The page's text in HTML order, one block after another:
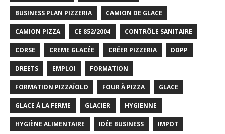
BUSINESS PLAN PIZZERIA CAMION DE GLACE
CAMION PIZZA CE 852/2004 CONTRÔLE SANITAIRE
CORSE CREME GLACÉE CRÉER PIZZERIA DDPP
DREETS EMPLOI FORMATION
FORMATION PIZZAÏOLO FOUR À PIZZA GLACE
GLACE À LA FERME GLACIER HYGIENNE
HYGIÈNE ALIMENTAIRE IDÉE BUSINESS IMPOT